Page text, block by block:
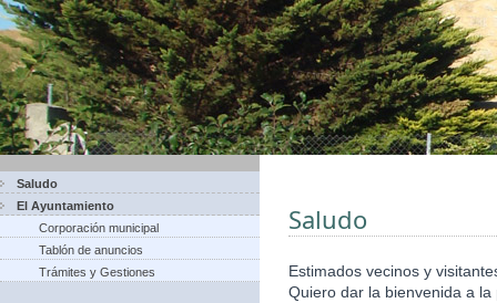
Saludo
El Ayuntamiento
Corporación municipal
Tablón de anuncios
Trámites y Gestiones
Saludo
Estimados vecinos y
Quiero dar la bienvenida a